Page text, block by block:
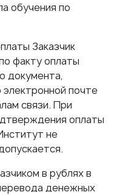
обучения по
Заказчик
факту оплаты
документа,
почте
связи. При
оплаты
не
в рублях в
денежных